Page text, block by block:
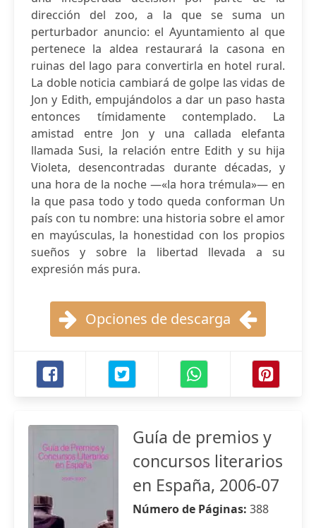
dirección del zoo, a la que se suma un
perturbador anuncio: el Ayuntamiento al que
pertenece la aldea restaurará la casona en
ruinas del lago para convertirla en hotel rural.
La doble noticia cambiará de golpe las vidas de
Jon y Edith, empujándolos a dar un paso hasta
entonces tímidamente contemplado. La
amistad entre Jon y una callada elefanta
llamada Susi, la relación entre Edith y su hija
Violeta, desencontradas durante décadas, y
una hora de la noche —«la hora trémula»— en
la que pasa todo y todo queda conforman Un
país con tu nombre: una historia sobre el amor
en mayúsculas, la honestidad con los propios
sueños y sobre la libertad llevada a su
expresión más pura.
Opciones de descarga
Guía de premios y
concursos literarios
en España, 2006-07
Número de Páginas: 388